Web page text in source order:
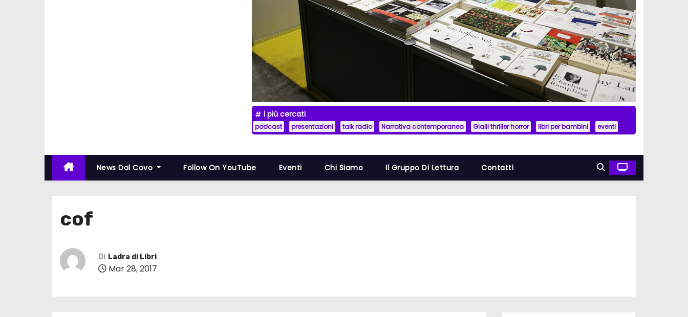
i più cercati
podcast presentazioni talk radio Narrativa contemporanea Gialli thriller horror libri per bambini eventi
News Dal Covo Follow On YouTube Eventi Chi Siamo Il Gruppo Di Lettura Contatti
cof
Di Ladra di Libri
Mar 28, 2017